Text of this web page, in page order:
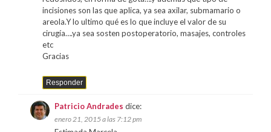
incisiones son las que aplica, ya sea axilar, submamario o
areola.Y lo ultimo qué es lo que incluye el valor de su
cirugía….ya sea sosten postoperatorio, masajes, controles
etc
Gracias
Responder
Patricio Andrades dice:
enero 21, 2015 a las 7:12 pm